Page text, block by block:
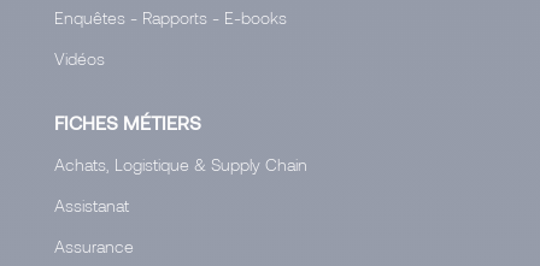
Enquêtes - Rapports - E-books
Vidéos
FICHES MÉTIERS
Achats, Logistique & Supply Chain
Assistanat
Assurance